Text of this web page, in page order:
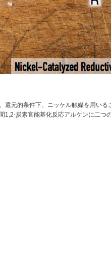
還元的条件下、ニッケル触媒を用いる
1,2-炭素官能基化反応アルケンに二つ